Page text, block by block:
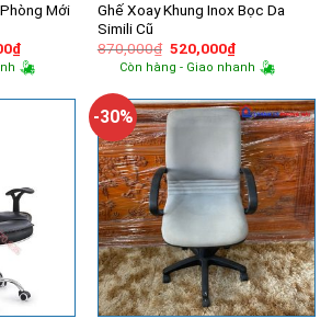
Mới
₫Giá
hiện
tại
2,080,000₫.
Ghế Xoay Khung Inox Bọc Da
Simili Cũ
870,000₫ Giá
gốc
là:
520,000₫Giá
hiện
tại
520,000₫.
Còn hàng - Giao nhanh
-30%